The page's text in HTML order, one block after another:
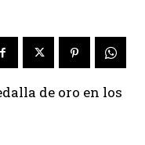
de oro en los